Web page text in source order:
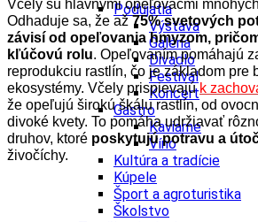
Podujatia
Výstava
Galéria
Divadlo
Festival
Koncert
Gastro
Kaviarne
Víno
Kultúra a tradície
Kúpele
Šport a agroturistika
Školstvo
Včely sú hlavnými opeľovačmi
Odhaduje sa, že až75% svetových
závisí od opeľovania hmyzom,
kľúčovú rolu. Opeľovaním pomáhajú
reprodukciu rastlín, čo je základom pre
ekosystémy. Včely prispievajúk
že opeľujú širokú škálu rastlín, od
divoké kvety. To pomáha udržiavať
druhov, ktoré poskytujú potravu a
živočíchy.